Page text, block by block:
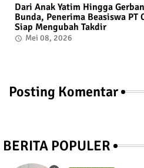
Dari Anak Yatim Hingga
Bunda, Penerima Beasiswa PT
Siap Mengubah Takdir
Mei 08, 2026
Posting Komentar
BERITA POPULER